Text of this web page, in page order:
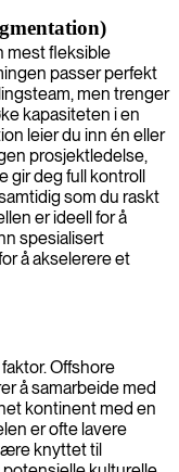
mest fleksible
passer perfekt
men trenger
kapasiteten i en
leier du inn én eller
prosjektledelse,
gir deg full kontroll
som du raskt
er ideell for å
spesialisert
å akselerere et
Offshore
å samarbeide med
kontinent med en
er ofte lavere
knyttet til